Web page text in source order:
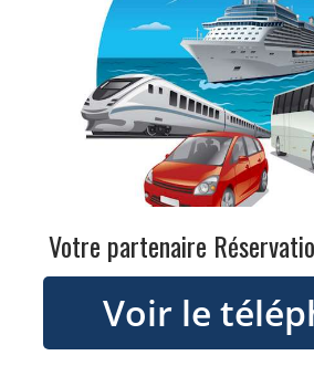
Votre partenaire